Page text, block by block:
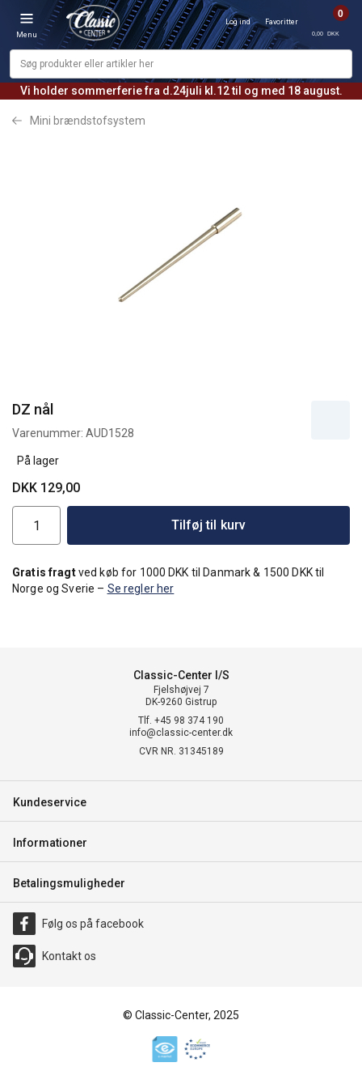
Vi holder sommerferie fra d.24juli kl.12 til og med 18 august.
Menu
Log ind Favoritter
0
0,00 DKK
Mini brændstofsystem
DZ nål
Varenummer: AUD1528
På lager
DKK 129,00
Tilføj til kurv
Gratis fragtved køb for 1000 DKK til Danmark & 1500 DKK til
Norge og Sverie – Se regler her
Classic-Center I/S
Fjelshøjvej 7
DK-9260 Gistrup
Tlf. +45 98 374 190
info@classic-center.dk
CVR NR. 31345189
Kundeservice
Informationer
Betalingsmuligheder
Følg os på facebook
Kontakt os
© Classic-Center, 2025